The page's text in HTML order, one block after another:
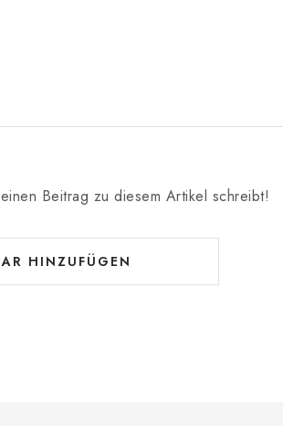
Beitrag zu diesem Artikel schreibt!
HINZUFÜGEN